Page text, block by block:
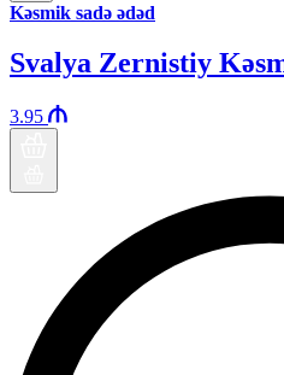
Kəsmik sadə ədəd
Svalya Zernistiy
3.95